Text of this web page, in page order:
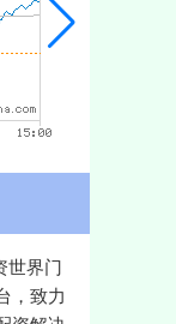
世界门
，致力